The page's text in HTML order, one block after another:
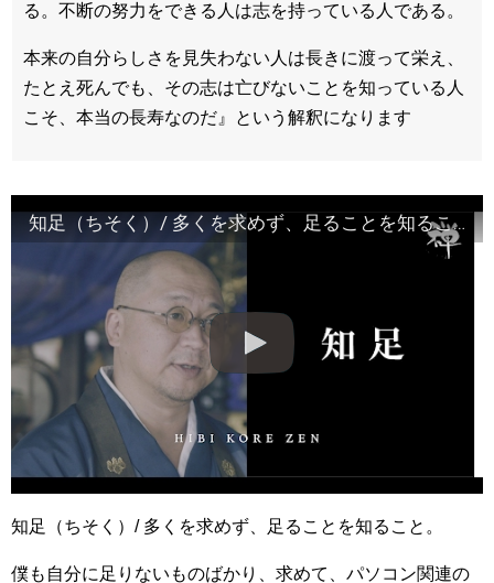
る。不断の努力をできる人は志を持っている人である。
本来の自分らしさを見失わない人は長きに渡って栄え、
たとえ死んでも、その志は亡びないことを知っている人
こそ、本当の長寿なのだ』という解釈になります
知足（ちそく）/ 多くを求めず、足ることを知ること。
知足（ちそく）/ 多くを求めず、足ることを知ること。
僕も自分に足りないものばかり、求めて、パソコン関連の